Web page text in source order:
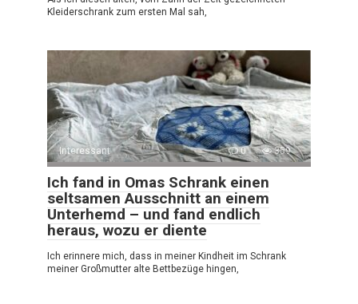
Kleiderschrank zum ersten Mal sah,
Interessant 0 359
Ich fand in Omas Schrank einen
seltsamen Ausschnitt an einem
Unterhemd – und fand endlich
heraus, wozu er diente
Ich erinnere mich, dass in meiner Kindheit im Schrank
meiner Großmutter alte Bettbezüge hingen,